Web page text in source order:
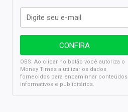
OBS: Ao clicar no botão você autoriza o
Money Times a utilizar os dados
fornecidos para encaminhar conteúdos
informativos e publicitários.